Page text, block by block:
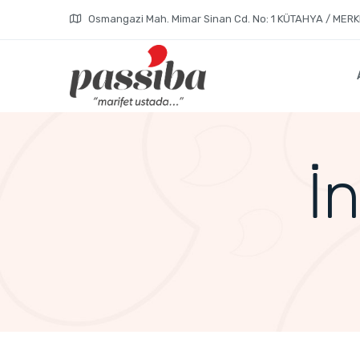
Osmangazi Mah. Mimar Sinan Cd. No: 1 KÜTAHYA /